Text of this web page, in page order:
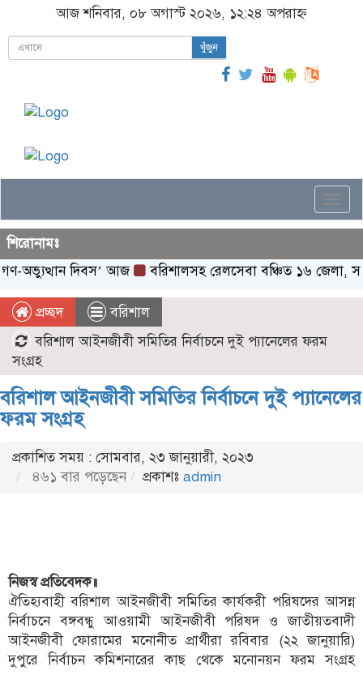
আজ শনিবার, ০৮ অগাস্ট ২০২৬, ১২:২৪ অপরাহ্ন
খুঁজুন
শিরোনামঃ
দিবস’ আজ
বরিশালসহ রেলসেবা বঞ্চিত ১৬ জেলা,
প্রচ্ছদ
বরিশাল
বরিশাল আইনজীবী সমিতির নির্বাচনে দুই প্যানেলের ফরম
সংগ্রহ
বরিশাল আইনজীবী সমিতির নির্বাচনে দুই প্যানেলের
ফরম সংগ্রহ
প্রকাশিত সময় : সোমবার, ২৩ জানুয়ারী, ২০২৩
৪৬১ বার পড়েছেন
প্রকাশঃ admin
নিজস্ব প্রতিবেদক॥
ঐতিহ্যবাহী বরিশাল আইনজীবী সমিতির কার্যকরী পরিষদের আসন্ন
নির্বাচনে বঙ্গবন্ধু আওয়ামী আইনজীবী পরিষদ ও জাতীয়তবাদী
আইনজীবী ফোরামের মনোনীত প্রার্থীরা রবিবার (২২ জানুয়ারি)
দুপুরে নির্বাচন কমিশনারের কাছ থেকে মনোনয়ন ফরম সংগ্রহ